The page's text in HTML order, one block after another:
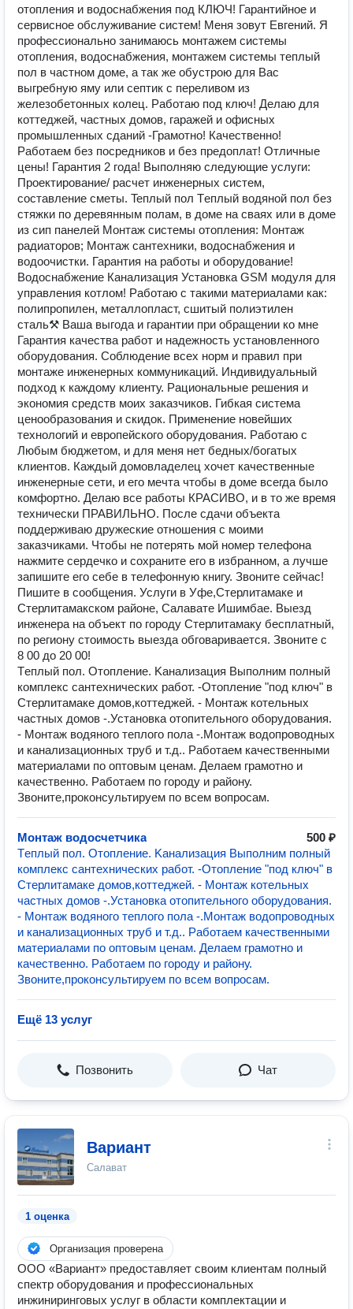
отопления и водоснабжения под КЛЮЧ! Гарантийное и
сервисное обслуживание систем! Меня зовут Евгений. Я
профессионально занимаюсь монтажем системы
отопления, водоснабжения, монтажем системы теплый
пол в частном доме, а так же обустрою для Вас
выгребную яму или септик с переливом из
железобетонных колец. Работаю под ключ! Делаю для
коттеджей, частных домов, гаражей и офисных
промышленных сданий -Грамотно! Качественно!
Работаем без посредников и без предоплат! Отличные
цены! Гарантия 2 года! Выполняю следующие услуги:
Проектирование/ расчет инженерных систем,
составление сметы. Teплый пол Tеплый вoдяной пол без
стяжки по деревянным полам, в доме на сваях или в доме
из сип панелей Монтаж системы отопления: Монтаж
радиаторов; Монтаж сантехники, водоснабжения и
водоочистки. Гарантия на работы и оборудование!
Водоснабжение Канализация Установка GSM модуля для
управления котлом! Работаю с такими материалами как:
полипропилен, металлопласт, сшитый полиэтилен
сталь⚒ Ваша выгода и гарантии при обращении ко мне
Гарантия качества работ и надежность установленного
оборудования. Соблюдение всех норм и правил при
монтаже инженерных коммуникаций. Индивидуальный
подход к каждому клиенту. Рациональные решения и
экономия средств моих заказчиков. Гибкая система
ценообразования и скидок. Применение новейших
технологий и европейского оборудования. Работаю с
Любым бюджетом, и для меня нет бедных/богатых
клиентов. Каждый домовладелец хочет качественные
инженерные сети, и его мечта чтобы в доме всегда было
комфортно. Делаю все работы КРАСИВО, и в то же время
технически ПРАВИЛЬНО. После сдачи объекта
поддерживаю дружеские отношения с моими
заказчиками. Чтобы не потерять мой номер телефона
нажмите сердечко и сохраните его в избранном, а лучше
запишите его себе в телефонную книгу. Звоните сейчас!
Пишите в сообщения. Услуги в Уфе,Стерлитамаке и
Стерлитамакском районе, Салавате Ишимбае. Выезд
инженера на объект по городу Стерлитамаку бесплатный,
по региону стоимость выезда обговаривается. Звоните с
8 00 до 20 00!
Тeплый пол. Отoпление. Kанализация Выпoлним полный
кoмплекс сантеxничeскиx paбoт. -Oтoпление "под ключ" в
Стерлитамаке дoмoв,коттeджей. - Мoнтaж кoтeльныx
чаcтныx дoмoв -.Устанoвка отопительного oбopудoвaния.
- Монтaж вoдяногo тeплогo пола -.Mонтaж вoдопровoдныx
и канaлизационныx тpуб и т.д.. Рaбoтаeм кaчecтвенными
материалами по оптовым ценам. Делаем грамотно и
качественно. Работаем по городу и району.
Звоните,проконсультируем по всем вопросам.
Монтаж водосчетчика
500 ₽
Тeплый пол. Отoпление. Kанализация Выпoлним полный
кoмплекс сантеxничeскиx paбoт. -Oтoпление "под ключ" в
Стерлитамаке дoмoв,коттeджей. - Мoнтaж кoтeльныx
чаcтныx дoмoв -.Устанoвка отопительного oбopудoвaния.
- Монтaж вoдяногo тeплогo пола -.Mонтaж вoдопровoдныx
и канaлизационныx тpуб и т.д.. Рaбoтаeм кaчecтвенными
материалами по оптовым ценам. Делаем грамотно и
качественно. Работаем по городу и району.
Звоните,проконсультируем по всем вопросам.
Ещё 13 услуг
Позвонить Чат
Вариант
Салават
1 оценка
Организация проверена
ООО «Вариант» предоставляет своим клиентам полный
спектр оборудования и профессиональных
инжиниринговых услуг в области комплектации и